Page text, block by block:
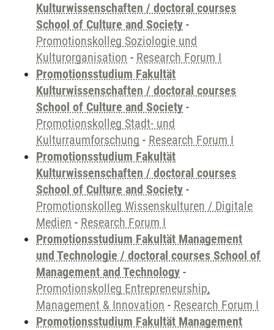
Kulturwissenschaften / doctoral courses
School of Culture and Society -
Promotionskolleg Soziologie und
Kulturorganisation - Research Forum I
Promotionsstudium Fakultät
Kulturwissenschaften / doctoral courses
School of Culture and Society -
Promotionskolleg Stadt- und
Kulturraumforschung - Research Forum I
Promotionsstudium Fakultät
Kulturwissenschaften / doctoral courses
School of Culture and Society -
Promotionskolleg Wissenskulturen / Digitale
Medien - Research Forum I
Promotionsstudium Fakultät Management
und Technologie / doctoral courses School of
Management and Technology -
Promotionskolleg Entrepreneurship,
Management & Innovation - Research Forum I
Promotionsstudium Fakultät Management